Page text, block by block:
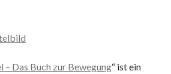
Das Buch zur Bewegung“ ist ein